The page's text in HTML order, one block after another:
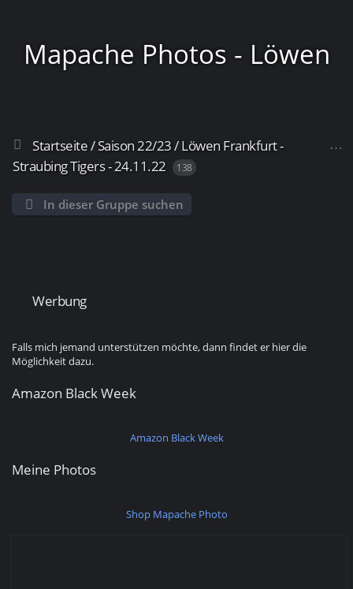
Mapache Photos - Löwen
Frankfurt
Startseite/Saison 22/23/Löwen Frankfurt -
Straubing Tigers - 24.11.22
138
In dieser Gruppe suchen
Werbung
Falls mich jemand unterstützen möchte, dann findet er hier die
Möglichkeit dazu.
Amazon Black Week
Amazon Black Week
Meine Photos
Shop Mapache Photo